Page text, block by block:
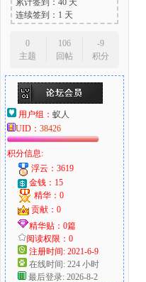
累计签到：40 天
连续签到：1 天
0
主题
106
回帖
-9
积分
用户组： 蚁人
UID： 38426
积分信息:
浮云：3619
金钱：15
精华：0
贡献：0
精华贴：0篇
阅读权限：0
注册时间: 2021-6-9
在线时间: 224 小时
最后登录: 2026-8-2